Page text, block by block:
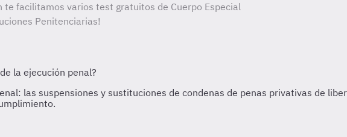
te facilitamos varios test gratuitos de Cuerpo Especial
Penitenciarias!